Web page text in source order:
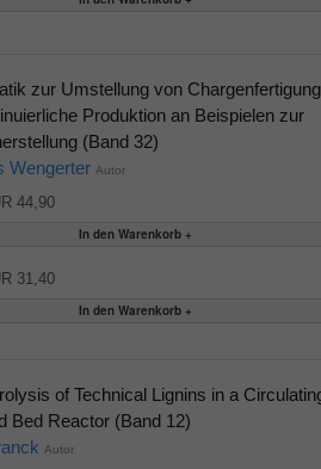
zur Umstellung von Chargenfertigung
Produktion an Beispielen zur
(Band 32)
Wengerter Autor
44,90
31,40
of Technical Lignins in a
Bed Reactor (Band 12)
Autor